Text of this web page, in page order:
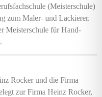
(Meister­schule)
zum Maler- und Lackierer.
Meister­schule für Hand­
Rocker und die Firma
zur Firma Heinz Rocker,